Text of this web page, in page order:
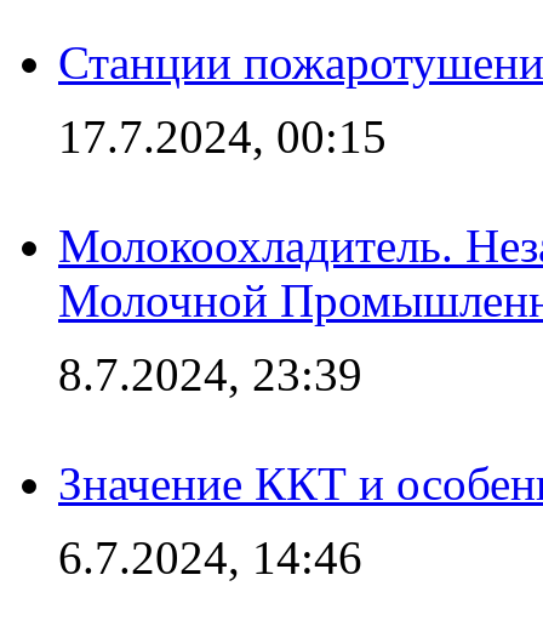
Станции
17.7.2024, 00:15
Молокоохладитель.
Молочной
8.7.2024, 23:39
Значение ККТ и
6.7.2024, 14:46